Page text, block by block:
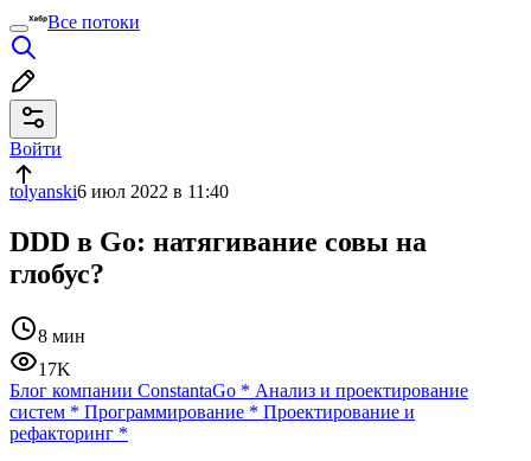
Все потоки
Войти
tolyanski6 июл 2022 в 11:40
DDD в Go: натягивание совы на
глобус?
8 мин
17K
Блог компании ConstantaGo * Анализ и проектирование
систем * Программирование * Проектирование и
рефакторинг *